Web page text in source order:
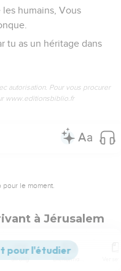
humains, Vous
tu as un héritage dans
autorisation. Pour vous procurer
www.editionsbiblio.fr
le moment.
à Jérusalem
! Ne te tais pas et ne
Strong